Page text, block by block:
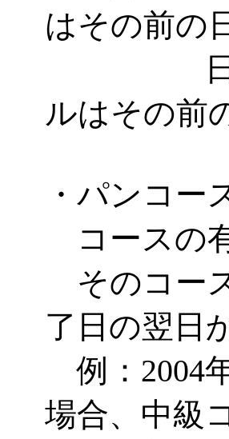
はその前の
日曜日
ルはその前
・パンコー
コースの
そのコー
了日の翌日
例：2004
場合、中級